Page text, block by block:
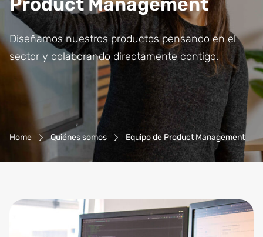
Diseñamos nuestros productos pensando en el
sector y colaborando directamente contigo.
Breadcrumb-Navigation
Home Quiénes somos Equipo de Product Management